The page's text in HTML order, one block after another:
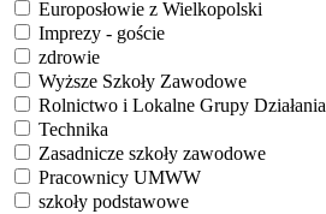
Europosłowie z Wielkopolski
Imprezy - goście
zdrowie
Wyższe Szkoły Zawodowe
Rolnictwo i Lokalne Grupy Działania
Technika
Zasadnicze szkoły zawodowe
Pracownicy UMWW
szkoły podstawowe